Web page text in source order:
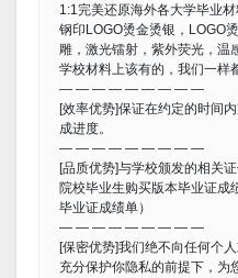
1:1完美还原海外各大学毕业
钢印LOGO烫金烫银，LOGO
雕，激光镭射，紫外荧光，温
学校材料上该有的，我们一样
— — — — — — — — —
[效率优势]保证在约定的时间
成进度。
— — — — — — — — —
[品质优势]与学校颁发的相关
院校毕业生购买版本毕业证成
毕业证成绩单）
— — — — — — — — —
[保密优势]我们绝不向任何个
充分保护你隐私的前提下，为